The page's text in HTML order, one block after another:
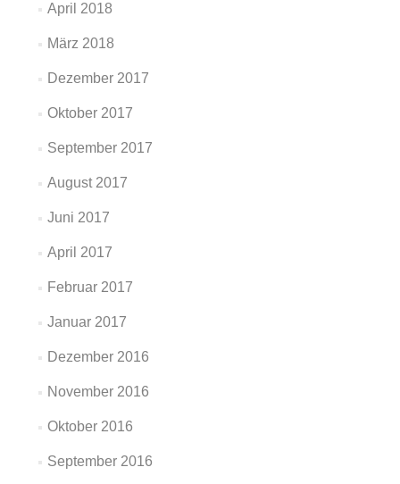
April 2018
März 2018
Dezember 2017
Oktober 2017
September 2017
August 2017
Juni 2017
April 2017
Februar 2017
Januar 2017
Dezember 2016
November 2016
Oktober 2016
September 2016